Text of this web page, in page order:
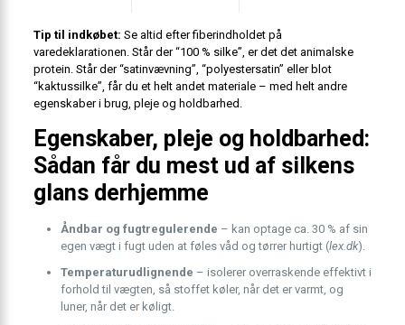
Tip til indkøbet: Se altid efter fiberindholdet på
varedeklarationen. Står der “100 % silke”, er det det animalske
protein. Står der “satinvævning”, “polyestersatin” eller blot
“kaktussilke”, får du et helt andet materiale – med helt andre
egenskaber i brug, pleje og holdbarhed.
Egenskaber, pleje og holdbarhed:
Sådan får du mest ud af silkens
glans derhjemme
Åndbar og fugtregulerende – kan optage ca. 30 % af sin
egen vægt i fugt uden at føles våd og tørrer hurtigt (lex.dk).
Temperatur­udlignende – isolerer overraskende effektivt i
forhold til vægten, så stoffet køler, når det er varmt, og
luner, når det er køligt.